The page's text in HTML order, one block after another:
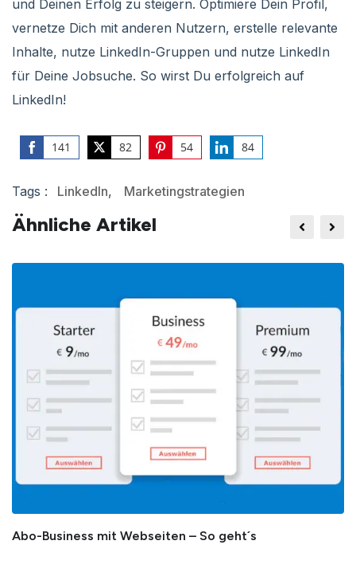
und Deinen Erfolg zu steigern. Optimiere Dein Profil,
vernetze Dich mit anderen Nutzern, erstelle relevante
Inhalte, nutze LinkedIn-Gruppen und nutze LinkedIn
für Deine Jobsuche. So wirst Du erfolgreich auf
LinkedIn!
141
Share
82
Share
54
Share
84
Share
Tags : LinkedIn, Marketingstrategien
Ähnliche Artikel
Abo-Business mit Webseiten – So geht´s